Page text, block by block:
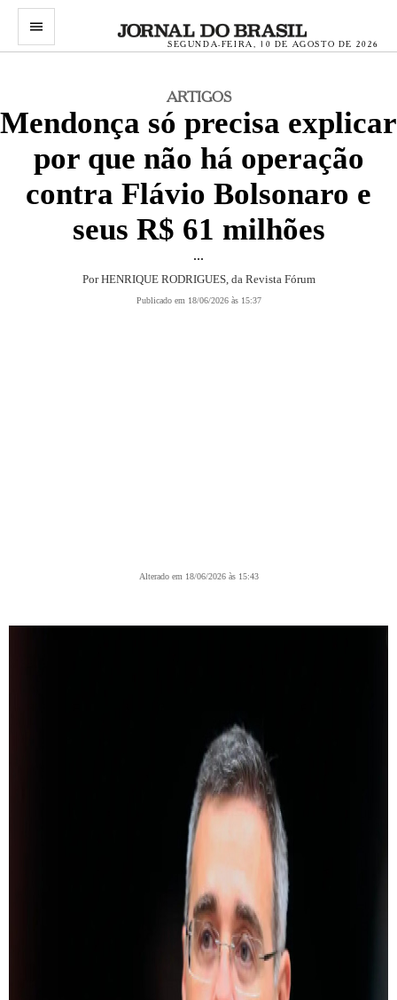
menu
SEGUNDA-FEIRA, 10 DE AGOSTO DE 2026
ARTIGOS
Mendonça só precisa explicar
por que não há operação
contra Flávio Bolsonaro e
seus R$ 61 milhões
...
PorHENRIQUE RODRIGUES, da Revista Fórum
Publicado em 18/06/2026 às 15:37
Alterado em 18/06/2026 às 15:43